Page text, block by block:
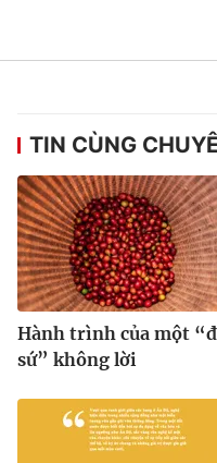
TIN CÙNG
Hành trình của một
sứ” không lời